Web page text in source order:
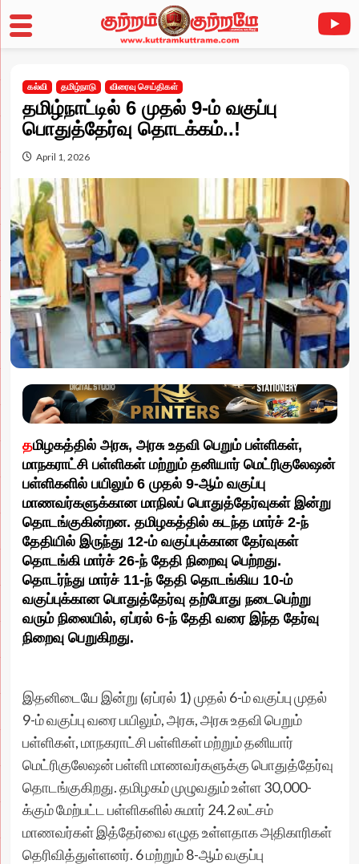
to
content
கல்வி தமிழ்நாடு விரைவு செய்திகள்
தமிழ்நாட்டில் 6 முதல் 9-ம் வகுப்பு
பொதுத்தேர்வு தொடக்கம்..!
April 1, 2026
தமிழகத்தில் அரசு, அரசு உதவி பெறும் பள்ளிகள்,
மாநகராட்சி பள்ளிகள் மற்றும் தனியார் மெட்ரிகுலேஷன்
பள்ளிகளில் பயிலும் 6 முதல் 9-ஆம் வகுப்பு
மாணவர்களுக்கான மாநிலப் பொதுத்தேர்வுகள் இன்று
தொடங்குகின்றன. தமிழகத்தில் கடந்த மார்ச் 2-ந்
தேதியில் இருந்து 12-ம் வகுப்புக்கான தேர்வுகள்
தொடங்கி மார்ச் 26-ந் தேதி நிறைவு பெற்றது.
தொடர்ந்து மார்ச் 11-ந் தேதி தொடங்கிய 10-ம்
வகுப்புக்கான பொதுத்தேர்வு தற்போது நடைபெற்று
வரும் நிலையில், ஏப்ரல் 6-ந் தேதி வரை இந்த தேர்வு
நிறைவு பெறுகிறது.
இதனிடையே இன்று (ஏப்ரல் 1) முதல் 6-ம் வகுப்பு முதல்
9-ம் வகுப்பு வரை பயிலும், அரசு, அரசு உதவி பெறும்
பள்ளிகள், மாநகராட்சி பள்ளிகள் மற்றும் தனியார்
மெட்ரிகுலேஷன் பள்ளி மாணவர்களுக்கு பொதுத்தேர்வு
தொடங்குகிறது. தமிழகம் முழுவதும் உள்ள 30,000-
க்கும் மேற்பட்ட பள்ளிகளில் சுமார் 24.2 லட்சம்
மாணவர்கள் இத்தேர்வை எழுத உள்ளதாக அதிகாரிகள்
தெரிவித்துள்ளனர். 6 மற்றும் 8-ஆம் வகுப்பு